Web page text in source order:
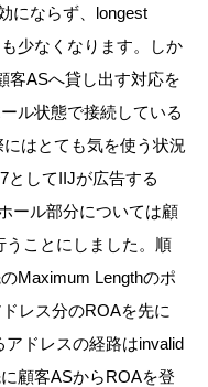
にならず、longest
少なくなります。しか
客ASへ貸し出す対応を
ル状態で接続している
はとても気を使う状況
としてIIJが広告する
ール部分については顧
ことにしました。順
Maximum Lengthのポ
レス分のROAを先に
ドレスの経路はinvalid
顧客ASからROAを登